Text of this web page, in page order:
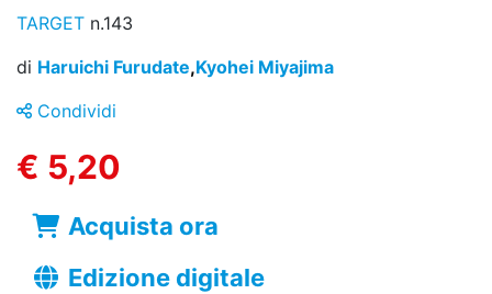
TARGET n.143
di Haruichi Furudate,Kyohei Miyajima
Condividi
€ 5,20
Acquista ora
Edizione digitale